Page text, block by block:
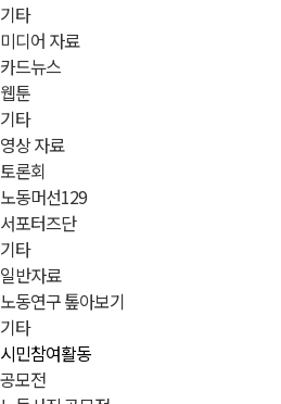
기타
미디어 자료
카드뉴스
웹툰
기타
영상 자료
토론회
노동머선129
서포터즈단
기타
일반자료
노동연구 톺아보기
기타
시민참여활동
공모전